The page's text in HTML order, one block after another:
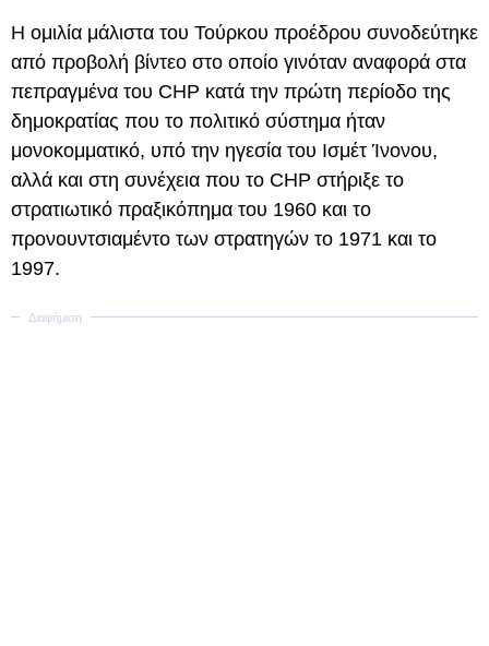
Η ομιλία μάλιστα του Τούρκου προέδρου συνοδεύτηκε
από προβολή βίντεο στο οποίο γινόταν αναφορά στα
πεπραγμένα του CHP κατά την πρώτη περίοδο της
δημοκρατίας που το πολιτικό σύστημα ήταν
μονοκομματικό, υπό την ηγεσία του Ισμέτ Ίνονου,
αλλά και στη συνέχεια που το CHP στήριξε το
στρατιωτικό πραξικόπημα του 1960 και το
προνουντσιαμέντο των στρατηγών το 1971 και το
1997.